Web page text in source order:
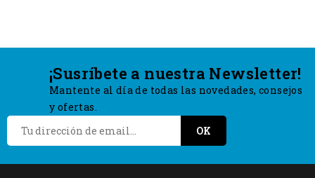
¡Susríbete a nuestra Newsletter!
Mantente al día de todas las novedades, consejos
y ofertas.